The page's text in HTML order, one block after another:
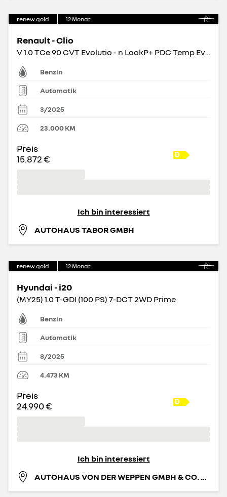
renew gold 12Monat
Renault - Clio
V 1.0 TCe 90 CVT Evolutio - n LookP+ PDC Temp Evolution
Benzin
Automatik
3/2025
23.000KM
Preis
15.872 €
Ich bin interessiert
AUTOHAUS TABOR GMBH
renew gold 12Monat
Hyundai - i20
(MY25) 1.0 T-GDI (100 PS) 7-DCT 2WD Prime
Benzin
Automatik
8/2025
4.473 KM
Preis
24.990 €
Ich bin interessiert
AUTOHAUS VON DER WEPPEN GMBH & CO. KG